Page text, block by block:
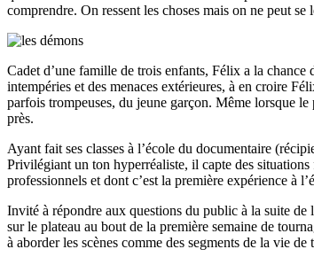
comprendre. On ressent les choses mais on ne peut se
Cadet d’une famille de trois enfants, Félix a la
intempéries et des menaces extérieures, à en croire
parfois trompeuses, du jeune garçon. Même lorsque
près.
Ayant fait ses classes à l’école du documentaire
Privilégiant un ton hyperréaliste, il capte des
professionnels et dont c’est la première expérience à
Invité à répondre aux questions du public à la suite
sur le plateau au bout de la première semaine de
à aborder les scènes comme des segments de la vie